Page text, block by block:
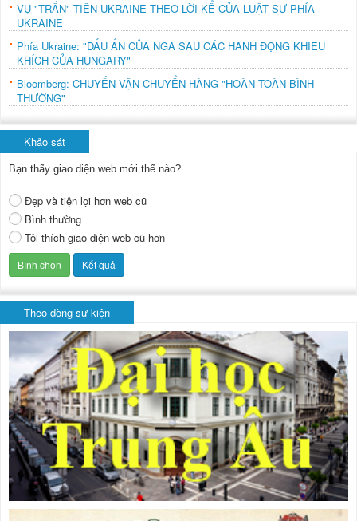
VỤ "TRẤN" TIỀN UKRAINE THEO LỜI KỂ CỦA LUẬT SƯ PHÍA
UKRAINE
Phía Ukraine: "DẤU ẤN CỦA NGA SAU CÁC HÀNH ĐỘNG KHIÊU
KHÍCH CỦA HUNGARY"
Bloomberg: CHUYẾN VẬN CHUYỂN HÀNG "HOÀN TOÀN BÌNH
THƯỜNG"
Khảo sát
Bạn thấy giao diện web mới thế nào?
Đẹp và tiện lợi hơn web cũ
Bình thường
Tôi thích giao diện web cũ hơn
Theo dòng sự kiện